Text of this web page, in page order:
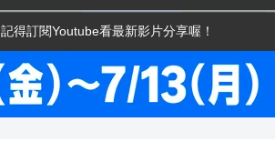
記得訂閱Youtube看最新影片分享喔！